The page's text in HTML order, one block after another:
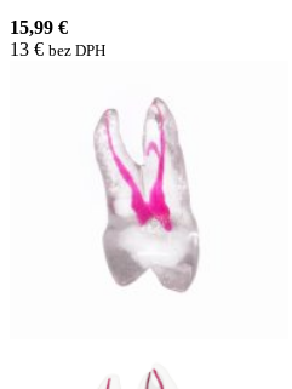
15,99 €
13 € bez DPH